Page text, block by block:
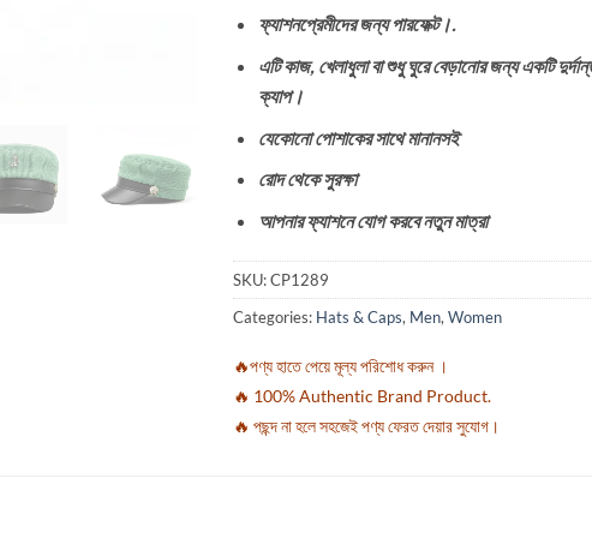
ফ্যাশনপ্রেমীদের জন্য পারফেক্ট।.
এটি কাজ, খেলাধুলা বা শুধু ঘুরে বেড়ানোর জন্য একটি
ক্যাপ।
যেকোনো পোশাকের সাথে মানানসই
রোদ থেকে সুরক্ষা
আপনার ফ্যাশনে যোগ করবে নতুন মাত্রা
SKU:CP1289
Categories: Hats & Caps, Men, Women
🔥পণ্য হাতে পেয়ে মূল্য পরিশোধ করুন ।
🔥 100% Authentic Brand Product.
🔥 পছন্দ না হলে সহজেই পণ্য ফেরত দেয়ার সুযোগ।